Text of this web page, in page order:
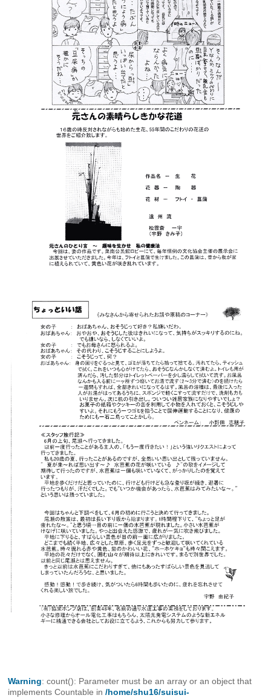
Warning: count(): Parameter must be an array or an object that
implements Countable in/home/shu16/suisui-